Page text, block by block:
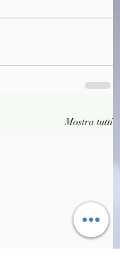
Mostra tutti